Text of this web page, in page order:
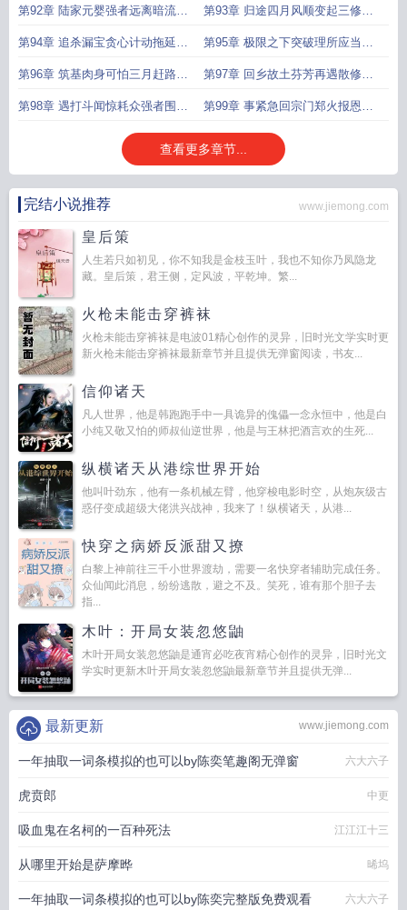
论 破
第92章 陆家元婴强者远离暗流回
家
第93章 归途四月风顺变起三修追
来
第94章 追杀漏宝贪心计动拖延逃
命
第95章 极限之下突破理所应当反
攻
第96章 筑基肉身可怕三月赶路回
家
第97章 回乡故土芬芳再遇散修联
盟
第98章 遇打斗闻惊耗众强者围宗 第99章 事紧急回宗门郑火报恩跟
随
查看更多章节...
完结小说推荐 www.jiemong.com
皇后策
人生若只如初见，你不知我是金枝玉叶，我也不知你乃凤隐龙
藏。皇后策，君王侧，定风波，平乾坤。繁...
火枪未能击穿裤袜
火枪未能击穿裤袜是电波01精心创作的灵异，旧时光文学实时更
新火枪未能击穿裤袜最新章节并且提供无弹窗阅读，书友...
信仰诸天
凡人世界，他是韩跑跑手中一具诡异的傀儡一念永恒中，他是白
小纯又敬又怕的师叔仙逆世界，他是与王林把酒言欢的生死...
纵横诸天从港综世界开始
他叫叶劲东，他有一条机械左臂，他穿梭电影时空，从炮灰级古
惑仔变成超级大佬洪兴战神，我来了！纵横诸天，从港...
快穿之病娇反派甜又撩
白黎上神前往三千小世界渡劫，需要一名快穿者辅助完成任务。
众仙闻此消息，纷纷逃散，避之不及。笑死，谁有那个胆子去
指...
木叶：开局女装忽悠鼬
木叶开局女装忽悠鼬是通宵必吃夜宵精心创作的灵异，旧时光文
学实时更新木叶开局女装忽悠鼬最新章节并且提供无弹...
www.jiemong.com
最新更新
一年抽取一词条模拟的也可以by陈奕笔趣阁无弹窗 六大六子
虎贲郎 中更
吸血鬼在名柯的一百种死法 江江江十三
从哪里开始是萨摩晔 晞坞
一年抽取一词条模拟的也可以by陈奕完整版免费观看 六大六子